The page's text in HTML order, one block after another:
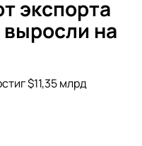
экспорта
на
$11,35 млрд